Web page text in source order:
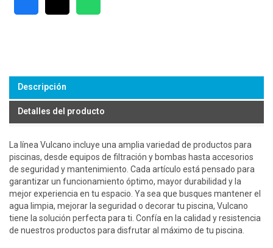
Descripción
Detalles del producto
La línea Vulcano incluye una amplia variedad de productos para
piscinas, desde equipos de filtración y bombas hasta accesorios
de seguridad y mantenimiento. Cada artículo está pensado para
garantizar un funcionamiento óptimo, mayor durabilidad y la
mejor experiencia en tu espacio. Ya sea que busques mantener el
agua limpia, mejorar la seguridad o decorar tu piscina, Vulcano
tiene la solución perfecta para ti. Confía en la calidad y resistencia
de nuestros productos para disfrutar al máximo de tu piscina.